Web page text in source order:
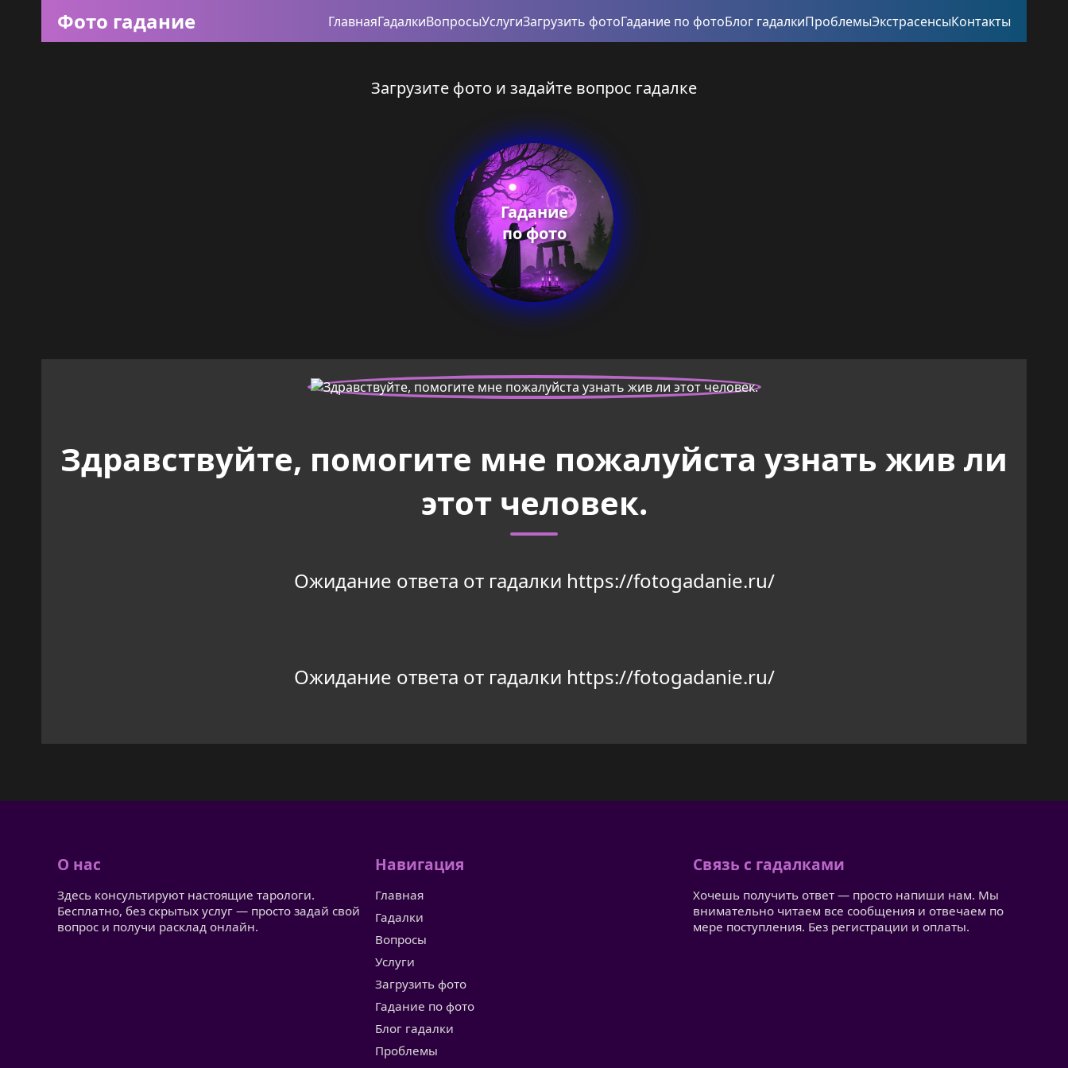
Фото гадание ГлавнаяГадалкиВопросыУслугиЗагрузить фотоГадание по фотоБлог гадалкиПроблемыЭкстрасенсыКонтакты
Загрузите фото и задайте вопрос гадалке
Гадание
по фото
Здравствуйте, помогите мне пожалуйста узнать жив ли
этот человек.
Ожидание ответа от гадалки https://fotogadanie.ru/
Ожидание ответа от гадалки https://fotogadanie.ru/
О нас
Здесь консультируют настоящие тарологи.
Бесплатно, без скрытых услуг — просто задай свой
вопрос и получи расклад онлайн.
Навигация
Главная
Гадалки
Вопросы
Услуги
Загрузить фото
Гадание по фото
Блог гадалки
Проблемы
Связь с гадалками
Хочешь получить ответ — просто напиши нам. Мы
внимательно читаем все сообщения и отвечаем по
мере поступления. Без регистрации и оплаты.